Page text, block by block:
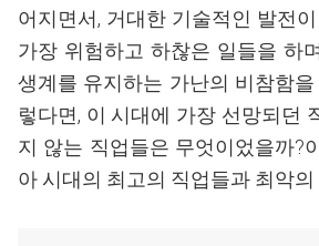
어지면서, 거대한 기술적인 발전
가장 위험하고 하찮은 일들을 하
생계를 유지하는 가난의 비참함
렇다면, 이 시대에 가장 선망되던
지 않는 직업들은 무엇이었을까?
아 시대의 최고의 직업들과 최악